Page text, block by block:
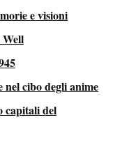
e visioni
nel cibo degli anime
capitali del